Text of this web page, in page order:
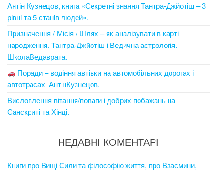
Антін Кузнецов, книга «Секретні знання Тантра-Джйотіш – 3
рівні та 5 станів людей».
Призначення / Місія / Шлях – як аналізувати в карті
народження. Тантра-Джйотіш і Ведична астрологія.
ШколаВедаврата.
Поради – водіння автівки на автомобільних дорогах і
автотрасах. АнтінКузнецов.
Висловлення вітання/поваги і добрих побажань на
Санскриті та Хінді.
НЕДАВНІ КОМЕНТАРІ
Книги про Вищі Сили та філософію життя, про Взаємини,